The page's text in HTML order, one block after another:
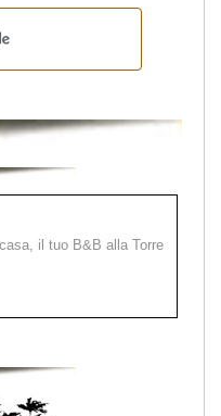
il tuo B&B alla Torre